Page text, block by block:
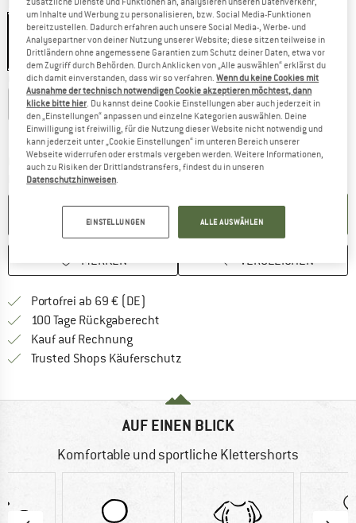
Farbe:Black
20% 20% 20%
Größe:XL
M L XL
Größentabelle
Lieferzeit: 2-4 WerktageDer Link öffnet sich in einer Infobox und
Menge:
IN DEN WARENKORB
MERKEN VERGLEICHEN
Portofrei ab 69 € (DE)
100 Tage Rückgaberecht
Kauf auf RechnungFinde die Zahlungs-Infos hier! Öffnet
Trusted Shops Käuferschutz
AUF EINEN BLICK
Komfortable und sportliche Klettershorts
um Inhalte und Werbung zu personalisieren, bzw. Social Media-Funktionen
bereitzustellen. Dadurch erfahren auch unsere Social Media-, Werbe- und
Analysepartner von deiner Nutzung unserer Website; diese sitzen teilweise in
Drittländern ohne angemessene Garantien zum Schutz deiner Daten, etwa vor
dem Zugriff durch Behörden. Durch Anklicken von „Alle auswählen“ erklärst du
dich damit einverstanden, dass wir so verfahren.Wenn du keine Cookies mit
Ausnahme der technisch notwendigen Cookie akzeptieren möchtest, dann
klicke bitte hier. Du kannst deine Cookie Einstellungen aber auch jederzeit in
den „Einstellungen“ anpassen und einzelne Kategorien auswählen. Deine
Einwilligung ist freiwillig, für die Nutzung dieser Website nicht notwendig und
kann jederzeit unter „Cookie Einstellungen“ im unteren Bereich unserer
Webseite widerrufen oder erstmals vergeben werden. Weitere Informationen,
auch zu Risiken der Drittlandstransfers, findest du in unseren
Datenschutzhinweisen.
EINSTELLUNGEN ALLE AUSWÄHLEN